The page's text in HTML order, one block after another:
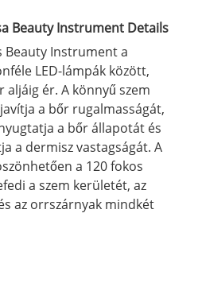
Beauty Instrument Details
Beauty Instrument a
LED-lámpák között,
ér. A könnyű szem
a bőr rugalmasságát,
a bőr állapotát és
a dermisz vastagságát. A
a 120 fokos
a szem kerületét, az
az orrszárnyak mindkét